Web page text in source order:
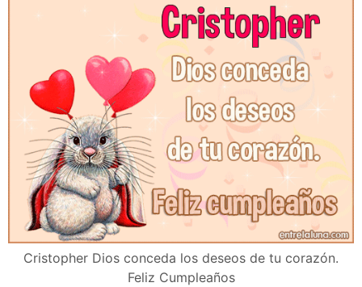
Cristopher Dios conceda los deseos de tu corazón.
Feliz Cumpleaños